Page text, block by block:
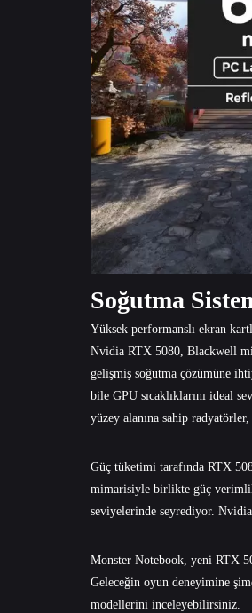
Soğutma
Yüksek performanslı ekran
Nvidia RTX 5080, Blackwell
gelişmiş soğutma çözümüne
bile GPU sıcaklıklarını ideal
yüzey alanına sahip radyatörler,
Güç tüketimi tarafında RTX
mimarisiyle birlikte güç
seviyelerinde seyrediyor.
Monster Notebook, yeni RTX
Geleceğin oyun deneyimine
modellerini inceleyebilirsiniz.